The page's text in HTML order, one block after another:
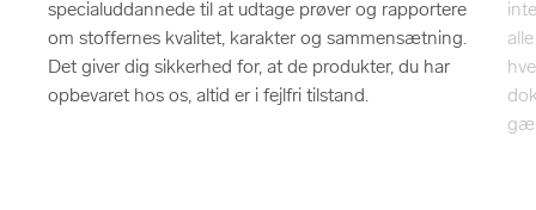
specialuddannede til at udtage prøver og rapportere
om stoffernes kvalitet, karakter og sammensætning.
Det giver dig sikkerhed for, at de produkter, du har
opbevaret hos os, altid er i fejlfri tilstand.